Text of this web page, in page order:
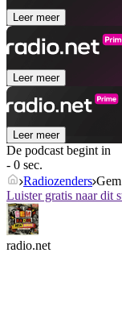
Leer meer
Leer meer
Leer meer
De podcast begint in
- 0 sec.
Radiozenders
Luister gratis naar dit
radio.net